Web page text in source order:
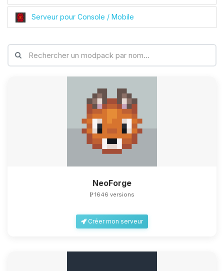
Serveur pour Console / Mobile
NeoForge
1646 versions
Créer mon serveur